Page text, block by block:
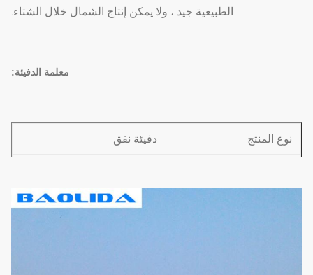
الطبيعية جيد ، ولا يمكن إنتاج الشمال خلال الشتاء.
معلمة الدفيئة:
نوع المنتج دفيئة نفق
1 م / 1.5 م / 2 م (3.28 بوصة